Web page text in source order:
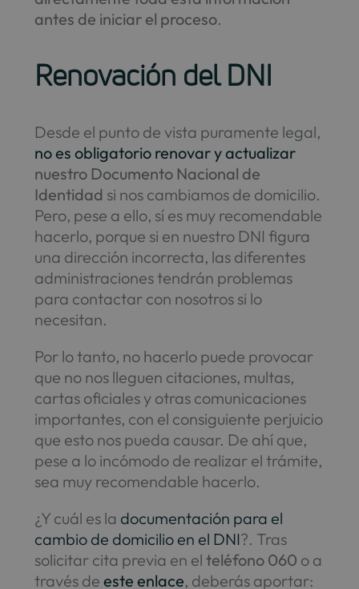
antes de iniciar el proceso.
Renovación del DNI
Desde el punto de vista puramente legal,
no es obligatorio renovar y actualizar
nuestro Documento Nacional de
Identidad si nos cambiamos de domicilio.
Pero, pese a ello, sí es muy recomendable
hacerlo, porque si en nuestro DNI figura
una dirección incorrecta, las diferentes
administraciones tendrán problemas
para contactar con nosotros si lo
necesitan.
Por lo tanto, no hacerlo puede provocar
que no nos lleguen citaciones, multas,
cartas oficiales y otras comunicaciones
importantes, con el consiguiente perjuicio
que esto nos pueda causar. De ahí que,
pese a lo incómodo de realizar el trámite,
sea muy recomendable hacerlo.
¿Y cuál es la documentación para el
cambio de domicilio en el DNI?. Tras
solicitar cita previa en elteléfono 060 o a
través deeste enlace, deberás aportar: